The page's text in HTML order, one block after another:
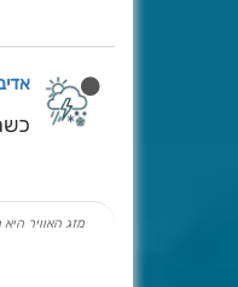
מזג האוויר